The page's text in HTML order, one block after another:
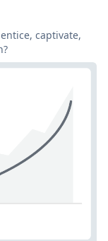
captivate,